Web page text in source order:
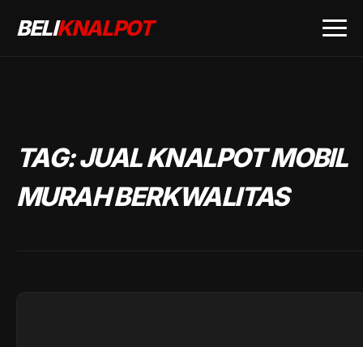
BELIKNALPOT
TAG:JUAL KNALPOT MOBIL
MURAH BERKWALITAS